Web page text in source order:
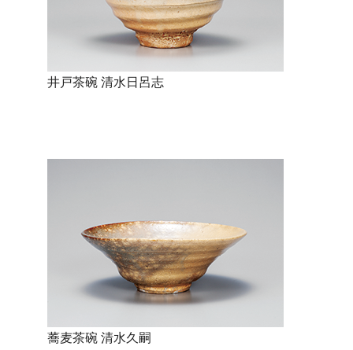
井戸茶碗 清水日呂志
蕎麦茶碗 清水久嗣